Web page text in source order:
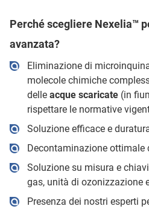
Perché scegliere Nexelia™
avanzata?
Eliminazione di
molecole chimiche
delle acque scaricate (in
rispettare le normative
Soluzione efficace e
Decontaminazione ottimale
Soluzione su misura e
gas, unità di ozonizzazione
Presenza dei nostri esperti